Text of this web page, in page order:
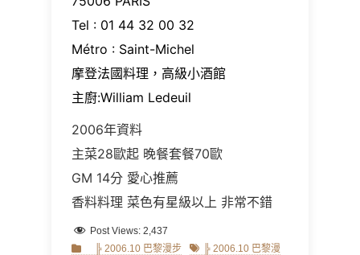
Tel : 01 44 32 00 32
Métro : Saint-Michel
摩登法國料理，高級小酒館
主廚:William Ledeuil
2006年資料
主菜28歐起 晚餐套餐70歐
GM 14分 愛心推薦
香料料理 菜色有星級以上 非常不錯
Post Views: 2,437
Categories
╠ 2006.10 巴黎漫步 Tags╠ 2006.10 巴黎漫